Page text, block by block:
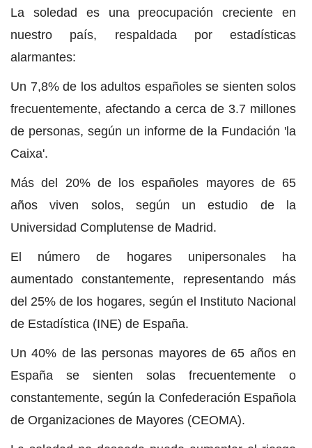
La soledad es una preocupación creciente en
nuestro país, respaldada por estadísticas
alarmantes:
Un 7,8% de los adultos españoles se sienten solos
frecuentemente, afectando a cerca de 3.7 millones
de personas, según un informe de la Fundación 'la
Caixa'.
Más del 20% de los españoles mayores de 65
años viven solos, según un estudio de la
Universidad Complutense de Madrid.
El número de hogares unipersonales ha
aumentado constantemente, representando más
del 25% de los hogares, según el Instituto Nacional
de Estadística (INE) de España.
Un 40% de las personas mayores de 65 años en
España se sienten solas frecuentemente o
constantemente, según la Confederación Española
de Organizaciones de Mayores (CEOMA).